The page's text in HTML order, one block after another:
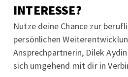
INTERESSE?
Nutze deine Chance zur
persönlichen
Ansprechpartnerin, Dilek
sich umgehend mit dir in